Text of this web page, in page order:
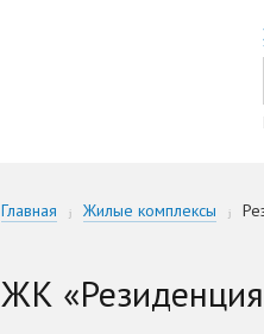
Главная Жилые комплексы
ЖК